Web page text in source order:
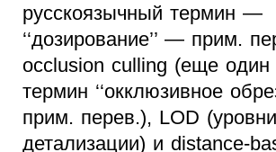
русскоязычный термин —
‘‘дозирование’’ — прим.
occlusion culling (еще
термин ‘‘окклюзивное
прим. перев.), LOD (уровни
детализации) и distance-